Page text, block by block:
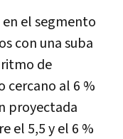
en el segmento
con una suba
ritmo de
cercano al 6 %
proyectada
el 5,5 y el 6 %